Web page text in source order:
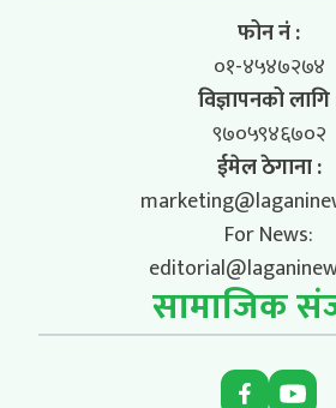
फोन नं :
०१-४५४७२७४
विज्ञापनको
९७०५९४६७०२
ईमेल ठेगाना :
For News:
सामाजिक